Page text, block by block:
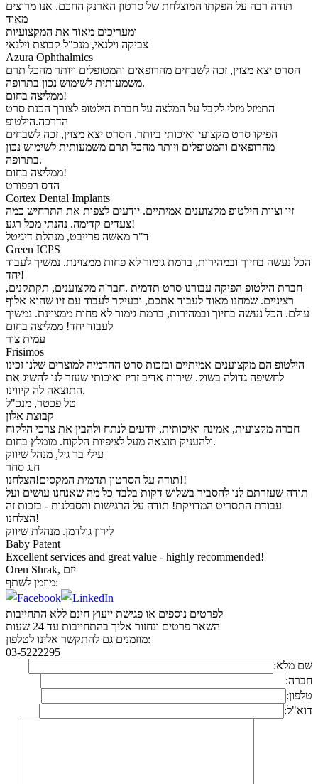
תודה רבה על הפקתו המוצלחת של סרטון הארנק החכם. אנו מרוצים
מאוד
ומעריכים מאוד את המקצועיות
צביקה וילנאי, מנכ"ל קבוצת וילנאי
Azura Ophthalmics
הסרט יצא מצוין, זכה לשבחים מהרופאים והמטופלים ויותר מהכל תרם
משמעותית לשימוש נכון בתרופה.
ממליצה בחום!
התמזל מזלי לקבל על המלצה על חברת הילטופ לצורך הכנת סרט
הדרכה.הילטופ
הפיקו סרט מקצועי ואיכותי ביותר. הסרט יצא מצוין, זכה לשבחים
מהרופאים והמטופלים ויותר מהכל תרם משמעותית לשימוש נכון
בתרופה.
ממליצה בחום!
הדס רפפורט
Cortex Dental Implants
זיו וצוות הילטופ מקצוענים אמיתיים. יודעים לצפות את התרחיש כמה
צעדים קדימה. נהנתי מכל רגע!
ד"ר מאשה פרייבט, מנהלת דיגיטל
Green ICPS
הכל נעשה בחיוך ובמהירות, ברמת גימור לא פחות ממצוינת. נמשיך לעבוד
יחד!
חברת הילטופ הפיקה עבורנו סרט תדמית .חבר'ה מקצוענים, תקתקנים,
רציניים. שמחנו מאוד לעבוד אתכם, ובעיקר לעבוד עם זיו שהוא אלוף
עולם. הכל נעשה בחיוך ובמהירות, ברמת גימור לא פחות ממצוינת. נמשיך
לעבוד יחד! ממליצה בחום
עמית צור
Frisimos
הילטופ הם מקצוענים אמיתיים ובזכות סרט ההדמיה למוצרים שלנו זכינו
לחשיפה גדולה בשוק. שירות אדיב זריז ואיכותי שעזר לנו להשיג את
התוצאה לה קיווינו.
טל פכטר, מנכ"ל
קבוצת אלון
חברה מקצועית, אמינה ואיכותית, יודעים לנתח ולהבין את צרכי הלקוח
ולהעניק תוצאה מעל לציפיות הלקוח. מומלץ בחום.
עילי בר גיל, מנהל שיווק
ח.ג סחר
תודה על הסרטון תדמית המקסים!הצלחנו!!
תודה שעזרתם לנו להסביר בשלוש דקות בלבד כל מה שאנחנו עושים ועל
עבודת התסריט המדויקת! תודה על הרגישות והסבלנות - בזכות זה
הצלחנו!
לירון גולדמן. מנהלת שיווק
Baby Patent
Excellent services and great value - highly recommended!
Oren Shrak, יזם
מוזמן לשתף:
לפרטים נוספים או פגישת ייעוץ חינם ללא התחייבות
השאר פרטים ונחזור אליך בהתחייבות עד 24 שעות
מוזמנים גם להתקשר אלינו לטלפון:
03-5222295
שם מלא:
חברה:
טלפון:
דוא"ל: